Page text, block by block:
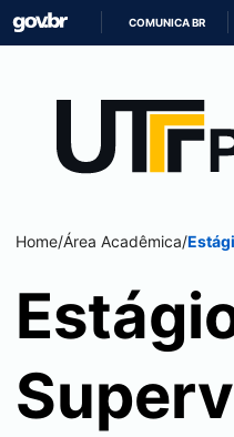
COMUNICA BR
Home/Área Acadêmica/